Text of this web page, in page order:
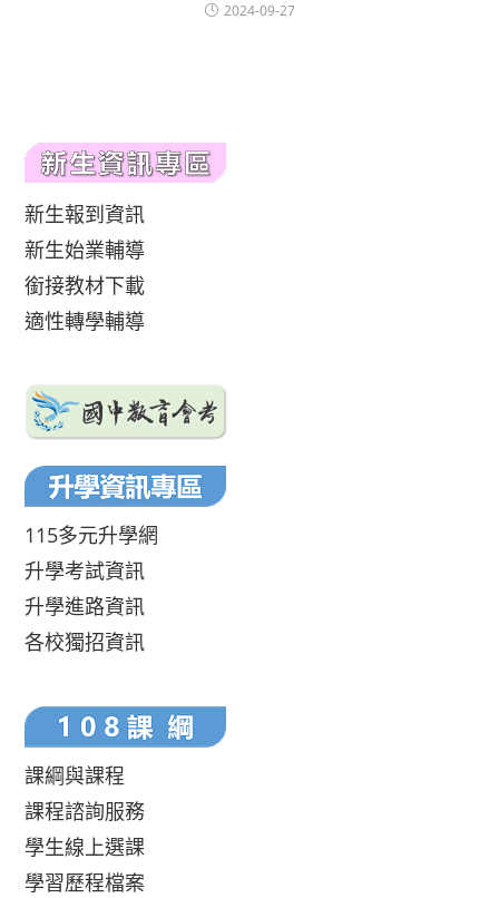
2024-09-27
新生報到資訊
新生始業輔導
銜接教材下載
適性轉學輔導
115多元升學網
升學考試資訊
升學進路資訊
各校獨招資訊
課綱與課程
課程諮詢服務
學生線上選課
學習歷程檔案